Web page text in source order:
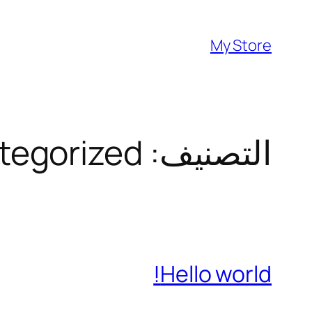
المحتوى
My Store
التصنيف:
Hello world!